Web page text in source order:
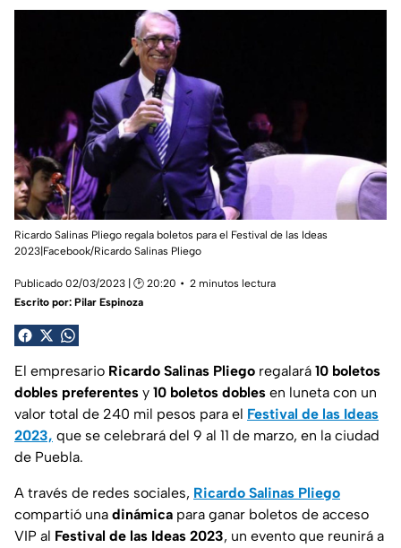
Ricardo Salinas Pliego regala boletos para el Festival de las Ideas
2023|Facebook/Ricardo Salinas Pliego
Publicado 02/03/2023 | 🕑 20:20
2 minutos lectura
Escrito por: Pilar Espinoza
El empresario Ricardo Salinas Pliego regalará 10 boletos
dobles preferentes y 10 boletos dobles en luneta con un
valor total de 240 mil pesos para el Festival de las Ideas
2023, que se celebrará del 9 al 11 de marzo, en la ciudad
de Puebla.
A través de redes sociales, Ricardo Salinas Pliego
compartió una dinámica para ganar boletos de acceso
VIP al Festival de las Ideas 2023, un evento que reunirá a